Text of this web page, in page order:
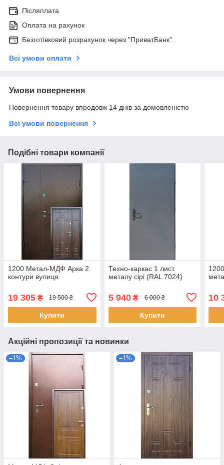
Післяплата
Оплата на рахунок
Безготівковий розрахунок через "ПриватБанк".
Всі умови оплати
Умови повернення
Повернення товару впродовж 14 днів за домовленістю
Всі умови повернення
Подібні товари компанії
1200 Метал-МДФ Арка 2
контури вулиця
19 305 ₴ 19 500 ₴
Купити
Техно-каркас 1 лист
металу сірі (RAL 7024)
5 940₴ 6 000 ₴
Купити
10
Акційні пропозиції та новинки
–1% –1%